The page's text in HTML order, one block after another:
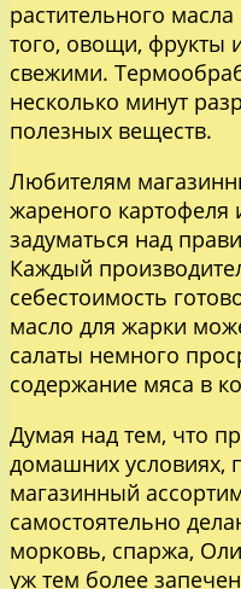
растительного
того, овощи, фрукты
свежими.
несколько минут
полезных веществ.
Любителям
жареного картофеля
задуматься над
Каждый
себестоимость
масло для жарки
салаты немного
содержание мяса в
Думая над тем, что
домашних условиях,
магазинный
самостоятельно
морковь, спаржа,
уж тем более